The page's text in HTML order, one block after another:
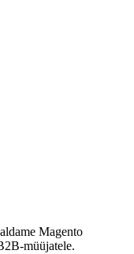
Magento
müüjatele.